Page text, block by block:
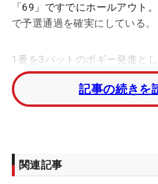
「69」ですでにホールアウト
で予選通過を確実にしている。
1番を3パットのボギー発進と
ィを奪って後半へ。11番、2
でさらに伸ばした。17番では
つかまったことを起点にボギ
日本勢は14人が出場。首位発
ディ・2ボギーの「70」で回り
記事の続きを
関連記事